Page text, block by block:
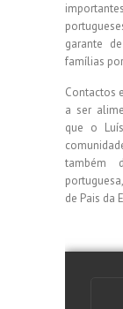
garante
famílias
Contactos
a ser
que o
também
de Pais da